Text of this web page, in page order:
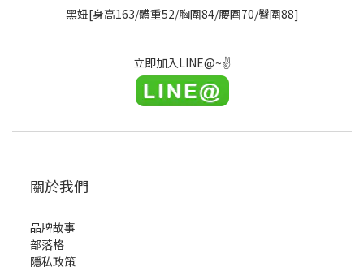
黑妞[身高163/體重52/胸圍84/腰圍70/臀圍88]
立即加入LINE@~✌
關於我們
品牌故事
部落格
隱私政策